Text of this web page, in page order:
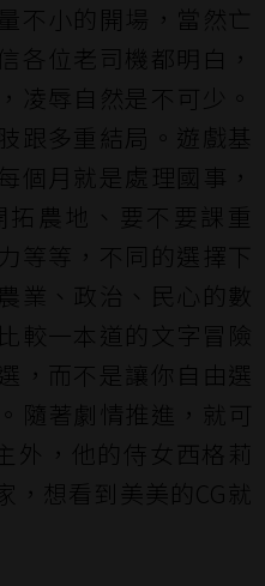
不小的開場，當然亡
各位老司機都明白，
凌辱自然是不可少。
跟多重結局。遊戲基
個月就是處理國事，
農地、要不要課重
等等，不同的選擇下
業、政治、民心的數
較一本道的文字冒險
，而不是讓你自由選
隨著劇情推進，就可
外，他的侍女西格莉
，想看到美美的CG就